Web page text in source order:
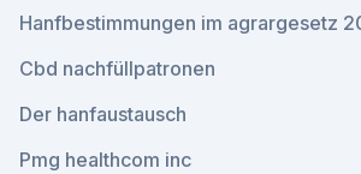
Hanfbestimmungen im agrargesetz
Cbd nachfüllpatronen
Der hanfaustausch
Pmg healthcom inc